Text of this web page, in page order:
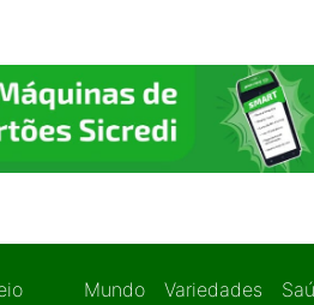
Mundo
Variedades